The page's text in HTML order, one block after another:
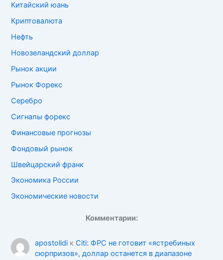
Китайский юань
Криптовалюта
Нефть
Новозеландский доллар
Рынок акции
Рынок Форекс
Серебро
Сигналы форекс
Финансовые прогнозы
Фондовый рынок
Швейцарский франк
Экономика России
Экономические новости
Комментарии:
apostolidiк Citi: ФРС не готовит «ястребиных
сюрпризов», доллар останется в диапазоне